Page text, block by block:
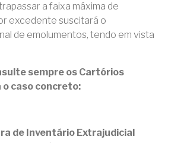
a faixa máxima de
excedente suscitará o
de emolumentos, tendo em vista
sempre os Cartórios
o caso concreto:
de Inventário Extrajudicial